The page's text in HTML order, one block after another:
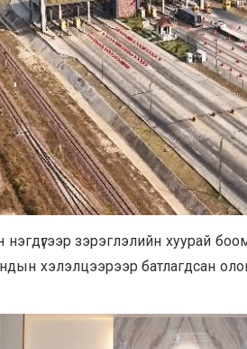
нэгдүгээр зэрэглэлийн
хэлэлцээрээр батлагдсан